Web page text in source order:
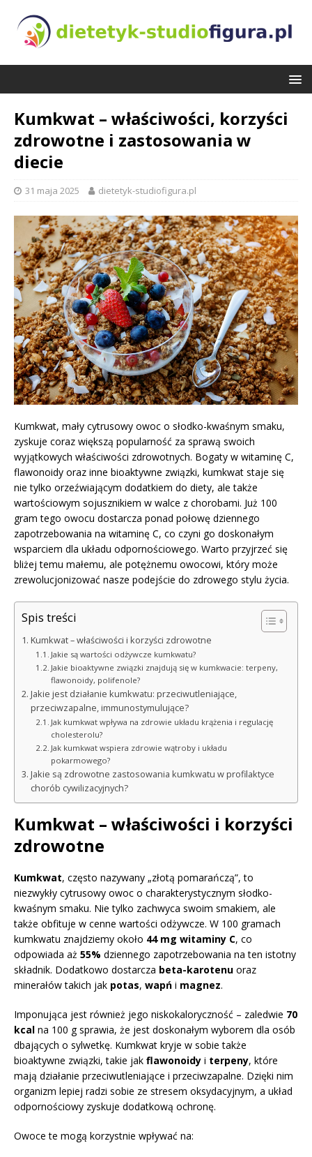
Kumkwat – właściwości, korzyści
zdrowotne i zastosowania w
diecie
31 maja 2025 dietetyk-studiofigura.pl
Kumkwat, mały cytrusowy owoc o słodko-kwaśnym smaku,
zyskuje coraz większą popularność za sprawą swoich
wyjątkowych właściwości zdrowotnych. Bogaty w witaminę C,
flawonoidy oraz inne bioaktywne związki, kumkwat staje się
nie tylko orzeźwiającym dodatkiem do diety, ale także
wartościowym sojusznikiem w walce z chorobami. Już 100
gram tego owocu dostarcza ponad połowę dziennego
zapotrzebowania na witaminę C, co czyni go doskonałym
wsparciem dla układu odpornościowego. Warto przyjrzeć się
bliżej temu małemu, ale potężnemu owocowi, który może
zrewolucjonizować nasze podejście do zdrowego stylu życia.
Spis treści
Kumkwat – właściwości i korzyści zdrowotne
Jakie są wartości odżywcze kumkwatu?
Jakie bioaktywne związki znajdują się w kumkwacie: terpeny,
flawonoidy, polifenole?
Jakie jest działanie kumkwatu: przeciwutleniające,
przeciwzapalne, immunostymulujące?
Jak kumkwat wpływa na zdrowie układu krążenia i regulację
cholesterolu?
Jak kumkwat wspiera zdrowie wątroby i układu
pokarmowego?
Jakie są zdrowotne zastosowania kumkwatu w profilaktyce
chorób cywilizacyjnych?
Kumkwat – właściwości i korzyści
zdrowotne
Kumkwat, często nazywany „złotą pomarańczą”, to
niezwykły cytrusowy owoc o charakterystycznym słodko-
kwaśnym smaku. Nie tylko zachwyca swoim smakiem, ale
także obfituje w cenne wartości odżywcze. W 100 gramach
kumkwatu znajdziemy około 44 mg witaminy C, co
odpowiada aż 55% dziennego zapotrzebowania na ten istotny
składnik. Dodatkowo dostarcza beta-karotenu oraz
minerałów takich jak potas, wapń i magnez.
Imponująca jest również jego niskokaloryczność – zaledwie 70
kcal na 100 g sprawia, że jest doskonałym wyborem dla osób
dbających o sylwetkę. Kumkwat kryje w sobie także
bioaktywne związki, takie jak flawonoidy i terpeny, które
mają działanie przeciwutleniające i przeciwzapalne. Dzięki nim
organizm lepiej radzi sobie ze stresem oksydacyjnym, a układ
odpornościowy zyskuje dodatkową ochronę.
Owoce te mogą korzystnie wpływać na: